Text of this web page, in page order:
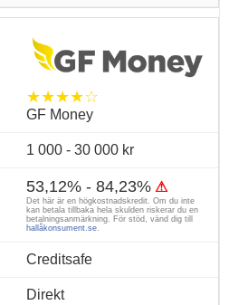
★★★★☆
GF Money
1 000 - 30 000 kr
53,12% - 84,23% ⚠
Det här är en högkostnadskredit. Om du inte
kan betala tillbaka hela skulden riskerar du en
betalningsanmärkning. För stöd, vänd dig till
hallåkonsument.se.
Creditsafe
Direkt